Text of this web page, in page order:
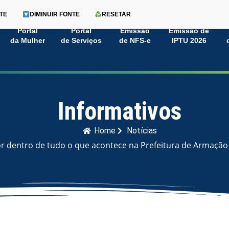
Portal
da Mulher
Portal
de Serviços
Emissão
de NFS-e
Emissão de
IPTU 2026
DIMINUIR FONTE RESETAR
Informativos
Home Notícias
dentro de tudo o que acontece na Prefeitura de